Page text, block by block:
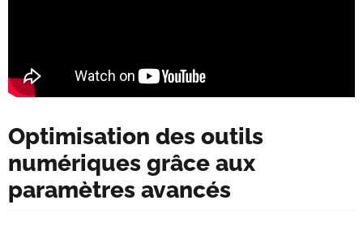
Optimisation des outils
numériques grâce aux
paramètres avancés